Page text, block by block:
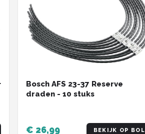
Bosch AFS 23-37 Reserve
draden - 10 stuks
€ 26,99 BEKIJK OP BOL